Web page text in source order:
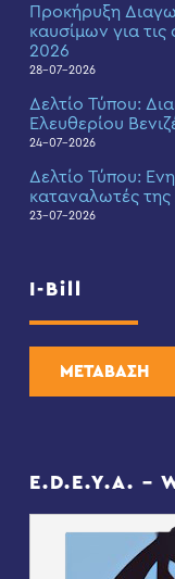
Προκήρυξη
καυσίμων για
2026
28-07-2026
Δελτίο Τύπου:
Ελευθερίου
24-07-2026
Δελτίο Τύπου:
καταναλωτές
23-07-2026
I-Bill
ΜΕΤΑΒΑΣΗ
E.D.E.Y.A. –